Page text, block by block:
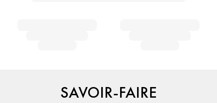
SAVOIR-FAIRE